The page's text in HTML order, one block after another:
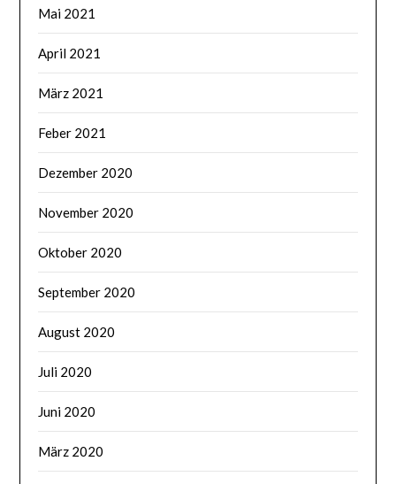
Mai 2021
April 2021
März 2021
Feber 2021
Dezember 2020
November 2020
Oktober 2020
September 2020
August 2020
Juli 2020
Juni 2020
März 2020